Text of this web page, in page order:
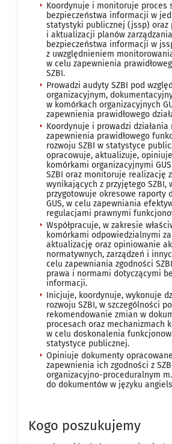
Koordynuje i monitoruje proces
bezpieczeństwa informacji w
statystyki publicznej (jssp) oraz
i aktualizacji planów
bezpieczeństwa informacji w
z uwzględnieniem
w celu zapewnienia
SZBI.
Prowadzi audyty SZBI pod
organizacyjnym,
w komórkach organizacyjnych
zapewnienia prawidłowego
Koordynuje i prowadzi działania
zapewnienia prawidłowego
rozwoju SZBI w statystyce
opracowuje, aktualizuje,
komórkami organizacyjnymi
SZBI oraz monitoruje realizację
wynikających z przyjętego SZBI,
przygotowuje okresowe raporty
GUS, w celu zapewniania
regulacjami prawnymi
Współpracuje, w zakresie
komórkami odpowiedzialnymi
aktualizację oraz opiniowanie
normatywnych, zarządzeń i
celu zapewniania zgodności
prawa i normami dotyczącymi
informacji.
Inicjuje, koordynuje, wykonuje
rozwoju SZBI, w szczególności
rekomendowanie zmian w
procesach oraz mechanizmach
w celu doskonalenia
statystyce publicznej.
Opiniuje dokumenty
zapewnienia ich zgodności z
organizacyjno-proceduralnym
do dokumentów w języku
Kogo poszukujemy